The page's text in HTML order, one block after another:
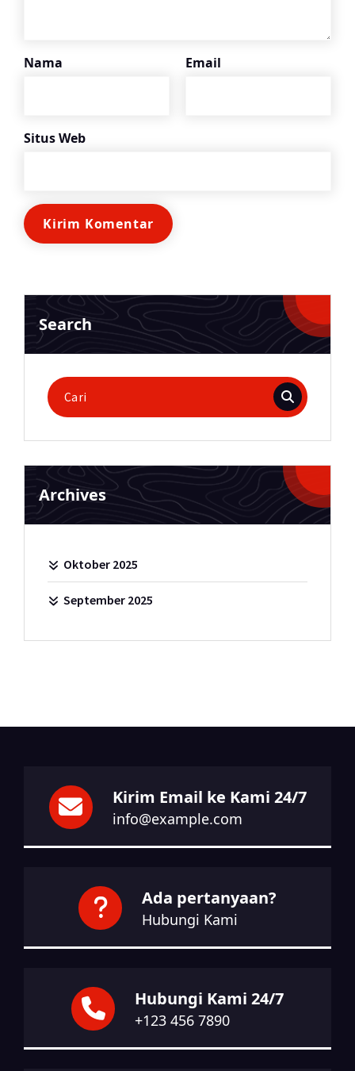
Nama Email
Situs Web
Search
Pencarian
untuk:
Archives
Oktober 2025
September 2025
Kirim Email ke Kami 24/7
info@example.com
Ada pertanyaan?
Hubungi Kami
Hubungi Kami 24/7
+123 456 7890